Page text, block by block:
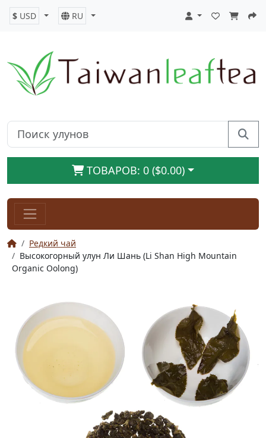
$ USD RU
ТОВАРОВ: 0 ($0.00)
Редкий чай
Высокогорный улун Ли Шань (Li Shan High Mountain
Organic Oolong)